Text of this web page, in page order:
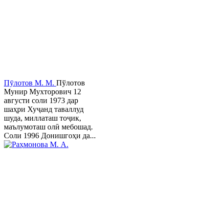
Пӯлотов М. М. Пўлотов
Мунир Мухторович 12
августи соли 1973 дар
шаҳри Хуҷанд таваллуд
шуда, миллаташ тоҷик,
маълумоташ олӣ мебошад.
Соли 1996 Донишгоҳи да...